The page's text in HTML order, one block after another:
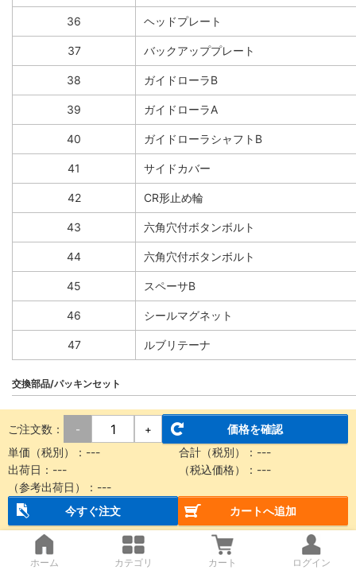
36 ヘッドプレート
37 バックアッププレート
38 ガイドローラB
39 ガイドローラA
40 ガイドローラシャフトB
41 サイドカバー
42 CR形止め輪
43 六角穴付ボタンボルト
44 六角穴付ボタンボルト
45 スペーサB
46 シールマグネット
47 ルブリテーナ
交換部品/パッキンセット
番号 部品名
シールベルト
15 ダストシールバンド
27 サイドスクレーパ
Oリング
ご注文数： - +
価格を確認
単価（税別）： --- 合計（税別）： ---
出荷日： --- （税込価格）： ---
（参考出荷日）： ---
今すぐ注文
カートへ追加
ホーム カテゴリ カート ログイン